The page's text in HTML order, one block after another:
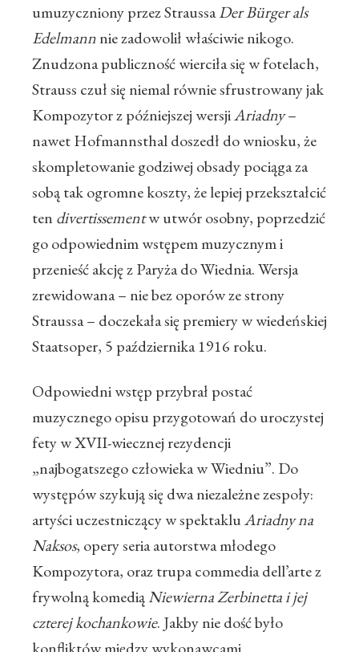
umuzyczniony przez StraussaDer Bürger als
Edelmannnie zadowolił właściwie nikogo.
Znudzona publiczność wierciła się w fotelach,
Strauss czuł się niemal równie sfrustrowany jak
Kompozytor z późniejszej wersjiAriadny–
nawet Hofmannsthal doszedł do wniosku, że
skompletowanie godziwej obsady pociąga za
sobą tak ogromne koszty, że lepiej przekształcić
ten divertissementw utwór osobny, poprzedzić
go odpowiednim wstępem muzycznym i
przenieść akcję z Paryża do Wiednia. Wersja
zrewidowana – nie bez oporów ze strony
Straussa – doczekała się premiery w wiedeńskiej
Staatsoper, 5 października 1916 roku.
Odpowiedni wstęp przybrał postać
muzycznego opisu przygotowań do uroczystej
fety w XVII-wiecznej rezydencji
„najbogatszego człowieka w Wiedniu”. Do
występów szykują się dwa niezależne zespoły:
artyści uczestniczący w spektakluAriadny na
Naksos, opery seria autorstwa młodego
Kompozytora, oraz trupa commedia dell’arte z
frywolną komediąNiewierna Zerbinetta i jej
czterej kochankowie. Jakby nie dość było